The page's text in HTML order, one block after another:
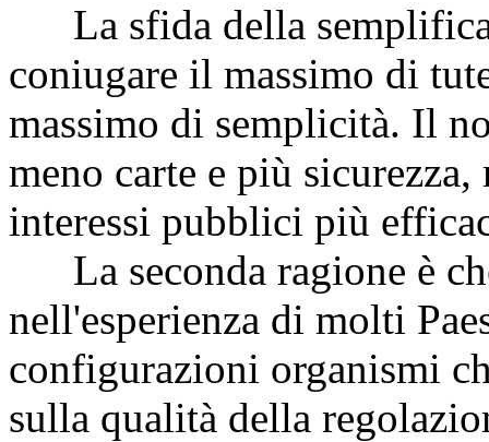
La sfida della
coniugare il massimo di
massimo di semplicità. Il
meno carte e più
interessi pubblici più
La seconda ragione è
nell'esperienza di molti
configurazioni organismi
sulla qualità della